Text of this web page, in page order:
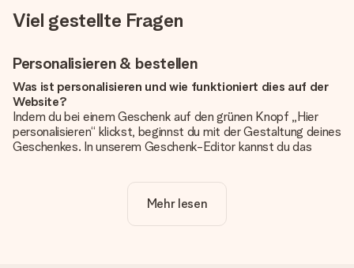
Viel gestellte Fragen
Personalisieren & bestellen
Was ist personalisieren und wie funktioniert dies auf der
Website?
Indem du bei einem Geschenk auf den grünen Knopf „Hier
personalisieren“ klickst, beginnst du mit der Gestaltung deines
Geschenkes. In unserem Geschenk-Editor kannst du das
noch eines unserer angebotenen Designs, um deinem
Geschenk die perfekte Ausstrahlung zu verleihen.
Mehr lesen